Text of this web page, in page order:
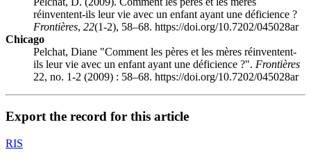
réinventent-ils leur vie avec un enfant ayant une déficience ?
Frontières, 22(1-2), 58–68. https://doi.org/10.7202/045028ar
Chicago
Pelchat, Diane "Comment les pères et les mères réinventent-
ils leur vie avec un enfant ayant une déficience ?". Frontières
22, no. 1-2 (2009) : 58–68. https://doi.org/10.7202/045028ar
Export the record for this article
RIS